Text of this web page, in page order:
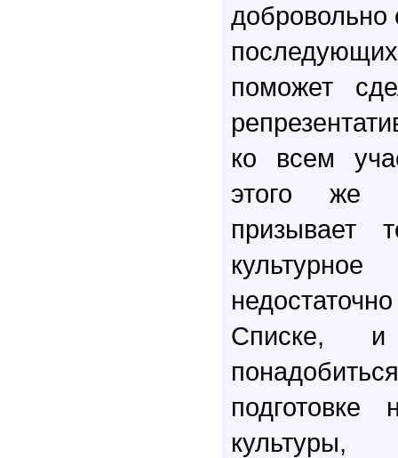
добровольно
поможет
ко всем
этого же
призывает
Списке,
подготовке